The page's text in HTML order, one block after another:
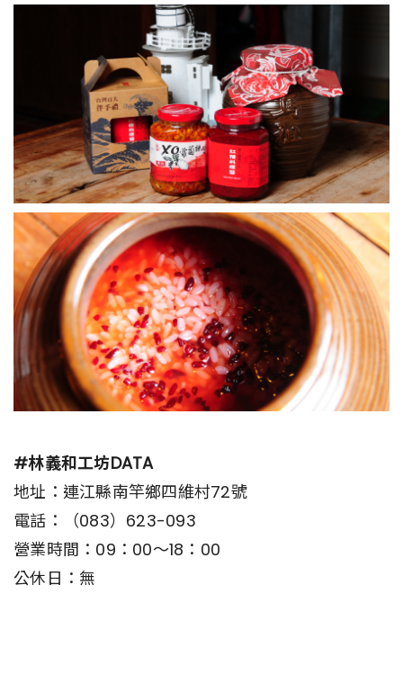
#林義和工坊DATA
地址：連江縣南竿鄉四維村72號
電話：（083）623-093
營業時間：09：00～18：00
公休日：無